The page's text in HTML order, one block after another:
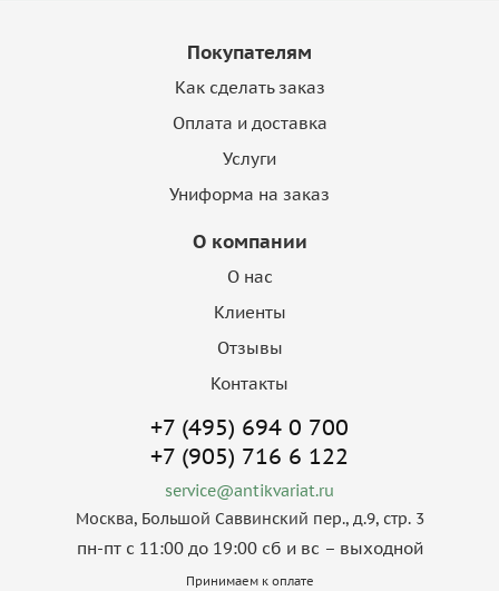
Покупателям
Как сделать заказ
Оплата и доставка
Услуги
Униформа на заказ
О компании
О нас
Клиенты
Отзывы
Контакты
+7 (495) 694 0 700
+7 (905) 716 6 122
service@antikvariat.ru
Москва, Большой Саввинский пер., д.9, стр. 3
пн-пт с 11:00 до 19:00 сб и вс – выходной
Принимаем к оплате